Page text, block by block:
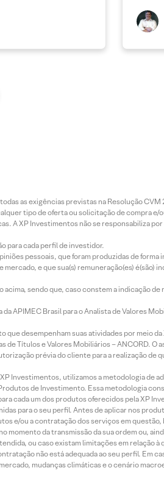
as exigências previstas na Resolução
tipo de oferta ou solicitação de compra e/
A XP Investimentos não se responsabiliza
para cada perfil de investidor.
pessoais, que foram produzidas de
e que sua(s) remuneração(es) é(são)
sendo que, caso constem a indicação de
APIMEC Brasil para o Analista de Valores
desempenham suas atividades por meio da
Títulos e Valores Mobiliários – ANCORD. O
prévia do cliente para a realização de
Investimentos, utilizamos a metodologia de
de Investimento. Essa metodologia
cada um dos produtos oferecidos pela XP
para o seu perfil. Antes de aplicar nos
e/ou a contratação dos serviços em questão,
da transmissão da sua ordem ou,
ou caso existam limitações em relação
não está adequada ao seu perfil. Em
mudanças climáticas e o cenário